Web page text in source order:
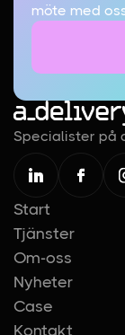
möte med
Specialister på
Start
Tjänster
Om-oss
Nyheter
Case
Kontakt